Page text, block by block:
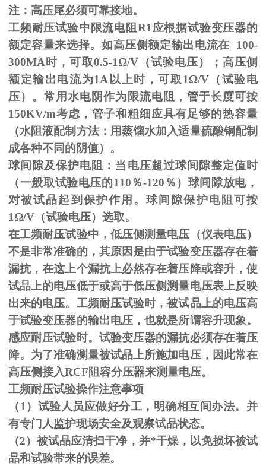
注：高压尾必须可靠接地。
工频耐压试验中限流电阻 R1 应根据试验变压器的
额定容量来选择。如高压侧额定输出电流在 100-
300MA 时，可取0.5-1Ω/V（试验电压）；高压侧
额定输出电流为1A 以上时，可取 1Ω/V（试验电
压）。常用水电阴作为限流电阻，管于长度可按
150KV/m考虑，管子和粗细应具有足够的热容量
（水阻液配制方法：用蒸馏水加入适量硫酸铜配制
成各种不同的阴值）。
球间隙及保护电阻：当电压超过球间隙整定值时
（一般取试验电压的110％-120 ％）球间隙放电，
对被试品起到保护作用。球间隙保护电阻可按
1Ω/V（试验电压）选取。
在工频耐压试验中，低压侧测量电压（仪表电压）
不是非常准确的，其原因是由于试验变压器存在着
漏抗，在这上个漏抗上必然存在着压降或容升，使
试品上的电压低于或高于低压侧测量电压表上反映
出来的电压。工频耐压试验时，被试品上的电压高
于试验变压器的输出电压，也就是所谓容升现象。
感应耐压试验时。试验变压器的漏抗必须存在着压
降。为了准确测量被试品上所施加电压，因此常在
高压侧接入RCF阻容分压器来测量电压。
工频耐压试验操作注意事项
（1 ）试验人员应做好分工，明确相互间办法。并
有专门人监护现场安全及观察试品状态。
（2）被试品应清扫干净，并*干燥，以免损坏被试
品和试验带来的误差。